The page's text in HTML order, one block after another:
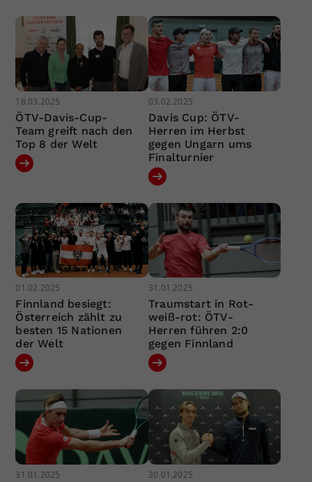
18.03.2025
ÖTV-Davis-Cup-
Team greift nach den
Top 8 der Welt
03.02.2025
Davis Cup: ÖTV-
Herren im Herbst
gegen Ungarn ums
Finalturnier
01.02.2025
Finnland besiegt:
Österreich zählt zu
besten 15 Nationen
der Welt
31.01.2025
Traumstart in Rot-
weiß-rot: ÖTV-
Herren führen 2:0
gegen Finnland
31.01.2025 30.01.2025